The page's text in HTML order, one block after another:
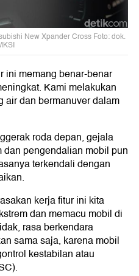
New Xpander Cross Foto: dok.
ini memang benar-benar
Kami melakukan
air dan bermanuver dalam
roda depan, gejala
pengendalian mobil pun
terkendali dengan
kerja fitur ini kita
dan memacu mobil di
rasa berkendara
sama saja, karena mobil
kestabilan atau